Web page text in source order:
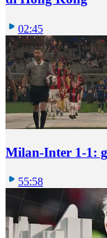
02:45
Milan-Inter 1-1:
55:58